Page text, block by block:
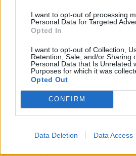
I want to opt-out of processing
Personal Data for Targeted
Opted In
I want to opt-out of Collection,
Retention, Sale, and/or Sharing
Personal Data that Is Unrelated
Purposes for which it was
Opted Out
CONFIRM
Data Deletion Data Access
ΡΟΗ ΕΙΔΗΣΕΩΝ
ΥΠΑΑΤ: Επιπλέον 12,5 εκατ. ευρώ
για την ενίσχυση της
Deloitte Ελλάδος: